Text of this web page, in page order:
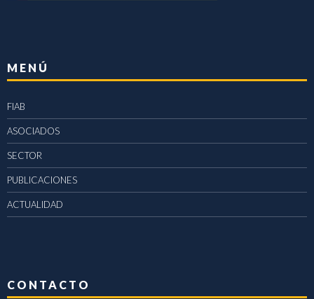
MENÚ
FIAB
ASOCIADOS
SECTOR
PUBLICACIONES
ACTUALIDAD
CONTACTO